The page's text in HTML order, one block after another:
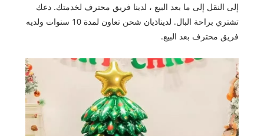
إلى النقل إلى ما بعد البيع ، لدينا فريق محترف لخدمتك. دعك
تشتري براحة البال. لديناذيان شحن تعاون لمدة 10 سنوات ولديه
فريق محترف بعد البيع.